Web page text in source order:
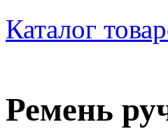
Каталог
Ремень